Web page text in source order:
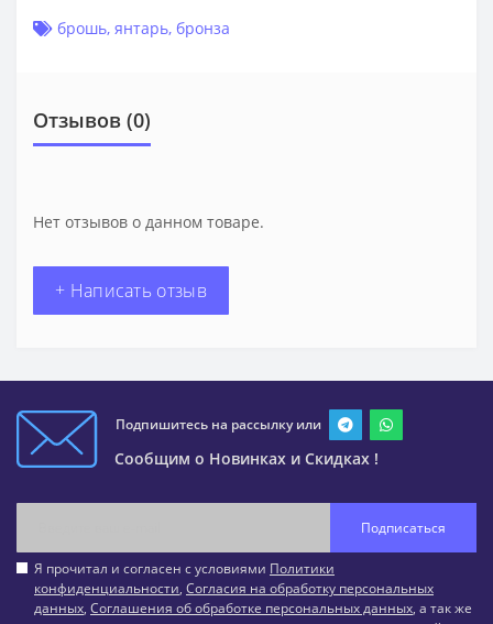
брошь, янтарь, бронза
Отзывов (0)
Нет отзывов о данном товаре.
+ Написать отзыв
Подпишитесь на рассылку или
Сообщим о Новинках и Скидках !
Подписаться
Я прочитал и согласен с условиями Политики
конфиденциальности, Согласия на обработку персональных
данных, Соглашения об обработке персональных данных, а так же